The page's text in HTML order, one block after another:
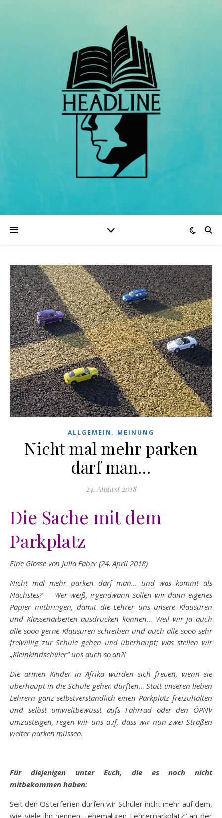
ALLGEMEIN , MEINUNG
Nicht mal mehr parken
darf man…
24. August 2018
Die Sache mit dem
Parkplatz
Eine Glosse von Julia Faber (24. April 2018)
Nicht mal mehr parken darf man… und was kommt als
Nächstes? – Wer weiß, irgendwann sollen wir dann eigenes
Papier mitbringen, damit die Lehrer uns unsere Klausuren
und Klassenarbeiten ausdrucken können… Weil wir ja auch
alle sooo gerne Klausuren schreiben und auch alle sooo sehr
freiwillig zur Schule gehen und überhaupt; was stellen wir
„Kleinkindschüler“ uns auch so an?!
Die armen Kinder in Afrika würden sich freuen, wenn sie
überhaupt in die Schule gehen dürften… Statt unseren lieben
Lehrern ganz selbstverständlich einen Parkplatz freizuhalten
und selbst umweltbewusst aufs Fahrrad oder den ÖPNV
umzusteigen, regen wir uns auf, dass wir nun zwei Straßen
weiter parken müssen.
Für diejenigen unter Euch, die es noch nicht
mitbekommen haben:
Seit den Osterferien dürfen wir Schüler nicht mehr auf dem,
wie viele ihn nennen, „ehemaligen Lehrerparkplatz“ an der